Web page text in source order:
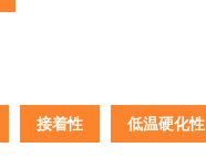
接着性 低温硬化性